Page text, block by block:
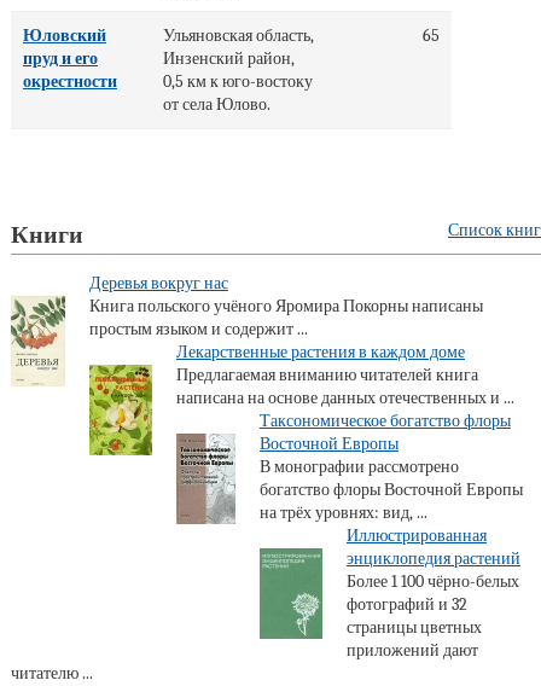
Юловский
пруд и его
окрестности
Ульяновская область,
Инзенский район,
0,5 км к юго-востоку
от села Юлово.
65
Книги Список книг
Деревья вокруг нас
Книга польского учёного Яромира Покорны написаны
простым языком и содержит ...
Лекарственные растения в каждом доме
Предлагаемая вниманию читателей книга
написана на основе данных отечественных и ...
Таксономическое богатство флоры
Восточной Европы
В монографии рассмотрено
богатство флоры Восточной Европы
на трёх уровнях: вид, ...
Иллюстрированная
энциклопедия растений
Более 1 100 чёрно-белых
фотографий и 32
страницы цветных
приложений дают
читателю ...